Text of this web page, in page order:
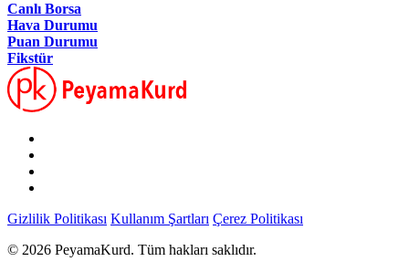
Canlı Borsa
Hava Durumu
Puan Durumu
Fikstür
Gizlilik Politikası Kullanım Şartları Çerez Politikası
© 2026 PeyamaKurd. Tüm hakları saklıdır.